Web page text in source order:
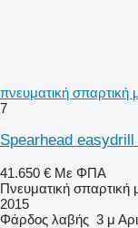
πνευματική
7
Spearhead easydrill
41.650 € Με ΦΠΑ
Πνευματική σπαρτική
2015
Φάρδος λαβής 3 μ